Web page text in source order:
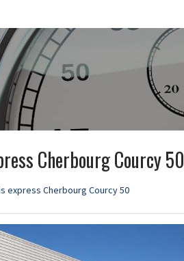
Cherbourg Courcy 50
express Cherbourg Courcy 50